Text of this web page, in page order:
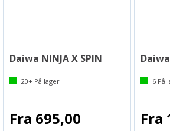
Daiwa NINJA X SPIN
20+ På lager
Fra 695,00
Daiwa
6På
Fra